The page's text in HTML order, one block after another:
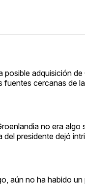
adquisición
cercanas de
no era algo
presidente dejó
aún no ha habido